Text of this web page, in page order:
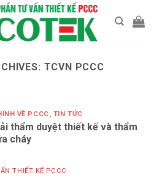
TCVN PCCC
VỀ PCCC, TIN TỨC
thẩm duyệt thiết kế và thẩm
cháy
THIẾT KẾ PCCC